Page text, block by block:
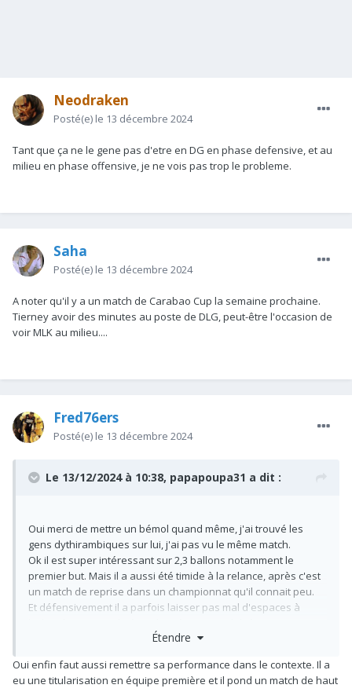
Neodraken
Posté(e) le 13 décembre 2024
Tant que ça ne le gene pas d'etre en DG en phase defensive, et au
milieu en phase offensive, je ne vois pas trop le probleme.
Saha
Posté(e) le 13 décembre 2024
A noter qu'il y a un match de Carabao Cup la semaine prochaine.
Tierney avoir des minutes au poste de DLG, peut-être l'occasion de
voir MLK au milieu....
Fred76ers
Posté(e) le 13 décembre 2024
Le 13/12/2024 à 10:38, papapoupa31 a dit :
Oui merci de mettre un bémol quand même, j'ai trouvé les
gens dythirambiques sur lui, j'ai pas vu le même match.
Ok il est super intéressant sur 2,3 ballons notamment le
premier but. Mais il a aussi été timide à la relance, après c'est
un match de reprise dans un championnat qu'il connait peu.
Et défensivement il a parfois laisser pas mal d'espaces à
Super potentiel oui mais quand je lis la comparaison avec
Wilshere prime j'ai un peu de mal, Wilshere était exceptionnel
Étendre
Oui enfin faut aussi remettre sa performance dans le contexte. Il a
eu une titularisation en équipe première et il pond un match de haut